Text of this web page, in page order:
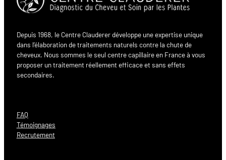
Depuis 1968, le Centre Clauderer développe une expertise unique
dans l’élaboration de traitements naturels contre la chute de
cheveux. Nous sommes le seul centre capillaire en France à vous
proposer un traitement réellement efficace et sans effets
secondaires.
FAQ
Témoignages
Recrutement